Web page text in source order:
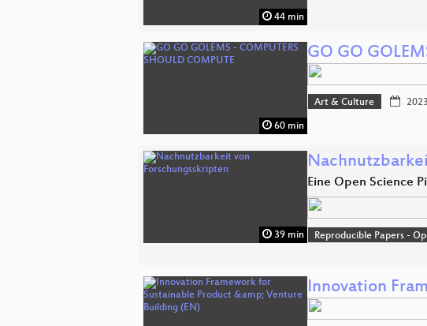
44 min
60 min
GO GO
Art & Culture
39 min
Eine Open Science
Reproducible Papers -
Innovation